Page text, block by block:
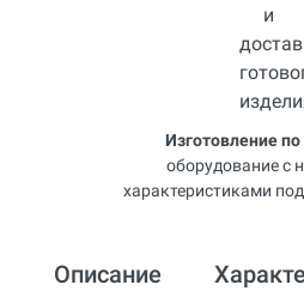
Изготовление по
оборудование с
характеристиками
Описание